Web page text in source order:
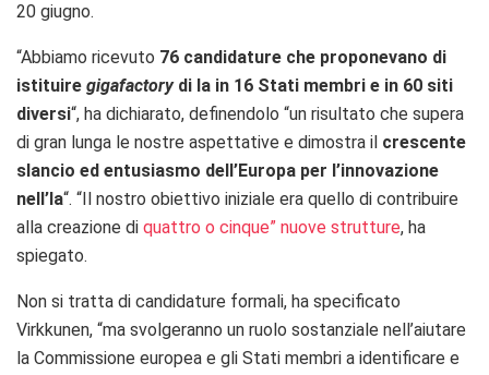
20 giugno.
“Abbiamo ricevuto 76 candidature che proponevano di
istituire gigafactorydi Ia in 16 Stati membri e in 60 siti
diversi“, ha dichiarato, definendolo “un risultato che supera
di gran lunga le nostre aspettative e dimostra il crescente
slancio ed entusiasmo dell’Europa per l’innovazione
nell’Ia“. “Il nostro obiettivo iniziale era quello di contribuire
alla creazione di quattro o cinque” nuove strutture, ha
spiegato.
Non si tratta di candidature formali, ha specificato
Virkkunen, “ma svolgeranno un ruolo sostanziale nell’aiutare
la Commissione europea e gli Stati membri a identificare e